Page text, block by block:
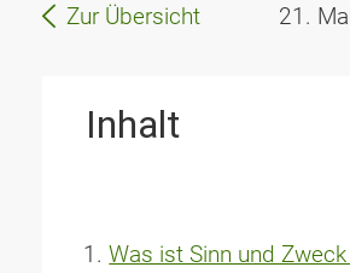
Zur Übersicht 21.
Inhalt
Was ist Sinn und